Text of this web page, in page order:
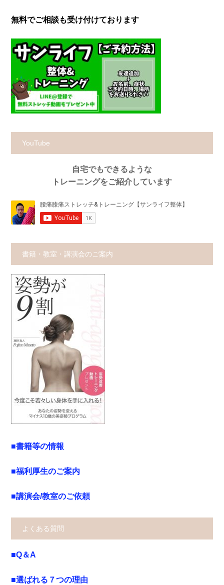
無料でご相談も受け付けております
YouTube
自宅でもできるような
トレーニングをご紹介しています
書籍・教室・講演会のご案内
■書籍等の情報
■福利厚生のご案内
■講演会/教室のご依頼
よくある質問
■Q＆A
■選ばれる７つの理由